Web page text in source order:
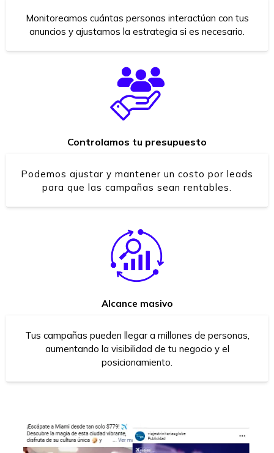
Monitoreamos cuántas personas interactúan con tus
anuncios y ajustamos la estrategia si es necesario.
Controlamos tu presupuesto
Podemos ajustar y mantener un costo por leads
para que las campañas sean rentables.
Alcance masivo
Tus campañas pueden llegar a millones de personas,
aumentando la visibilidad de tu negocio y el
posicionamiento.